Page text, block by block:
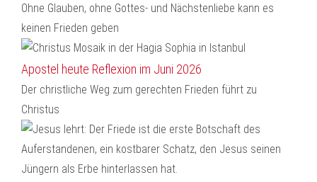
Ohne Glauben, ohne Gottes- und Nächstenliebe kann es
keinen Frieden geben
Apostel heute Reflexion im Juni 2026
Der christliche Weg zum gerechten Frieden führt zu
Christus